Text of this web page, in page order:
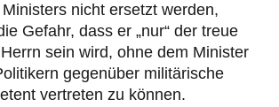
nicht ersetzt werden,
Gefahr, dass er „nur“ der treue
sein wird, ohne dem Minister
gegenüber militärische
vertreten zu können.